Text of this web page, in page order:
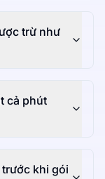
trừ như
cả phút
trước khi gói